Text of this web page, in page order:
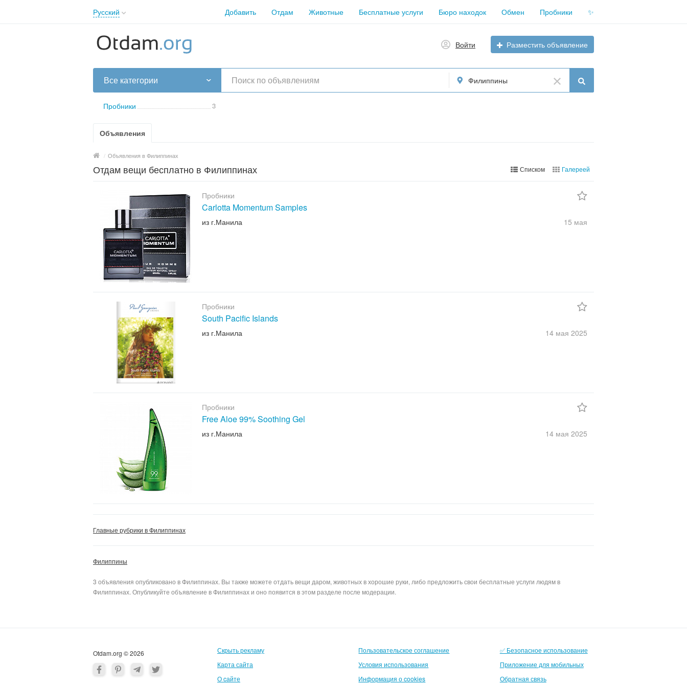
Русский
English
Русский
Українська
Добавить Отдам Животные Бесплатные услуги Бюро находок Обмен Пробники ✨
Войти Разместить объявление
Все категории Филиппины
Пробники 3
Объявления
/ Объявления в Филиппинах
Отдам вещи бесплатно в Филиппинах Списком Галереей
Пробники
Carlotta Momentum Samples
из г.Манила 15 мая
Пробники
South Pacific Islands
из г.Манила 14 мая 2025
Пробники
Free Aloe 99% Soothing Gel
из г.Манила 14 мая 2025
Главные рубрики в Филиппинах
Филиппины
3 объявления опубликовано в Филиппинах. Вы также можете отдать вещи даром, животных в хорошие руки, либо предложить свои бесплатные услуги людям в
Филиппинах. Опубликуйте объявление в Филиппинах и оно появится в этом разделе после модерации.
Otdam.org © 2026
Скрыть рекламу
Карта сайта
О cайте
Пользовательское соглашение
Условия использования
Информация о cookies
✅ Безопасное использование
Приложение для мобильных
Обратная связь